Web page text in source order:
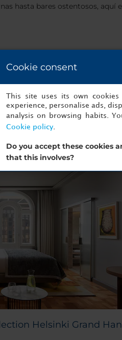
hasta bares ostentosos, aquí
Helsinki
Helsinki Grand
Cookie consent
This site uses its own
experience, personalise ads,
analysis on browsing habits.
Cookie policy.
Do you accept these cookies
that this involves?